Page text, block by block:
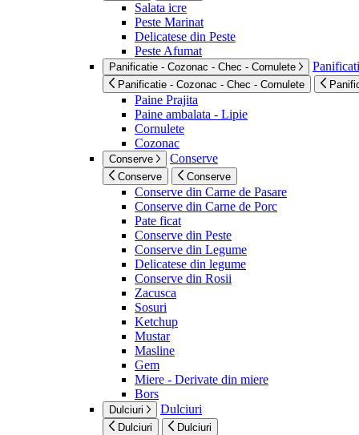
Salata icre
Peste Marinat
Delicatese din Peste
Peste Afumat
Panificatie - Cozonac - Chec - Cornulete
Panificatie - Cozonac - Chec - Cornulete
Paine Prajita
Paine ambalata - Lipie
Cornulete
Cozonac
Conserve Conserve
Conserve Conserve
Conserve din Carne de Pasare
Conserve din Carne de Porc
Pate ficat
Conserve din Peste
Conserve din Legume
Delicatese din legume
Conserve din Rosii
Zacusca
Sosuri
Ketchup
Mustar
Masline
Gem
Miere - Derivate din miere
Bors
Dulciuri Dulciuri
Dulciuri Dulciuri